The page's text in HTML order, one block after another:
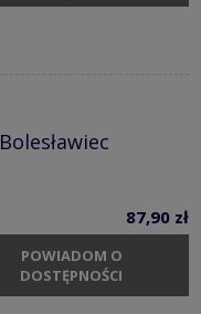
87,90 zł
POWIADOM O
DOSTĘPNOŚCI